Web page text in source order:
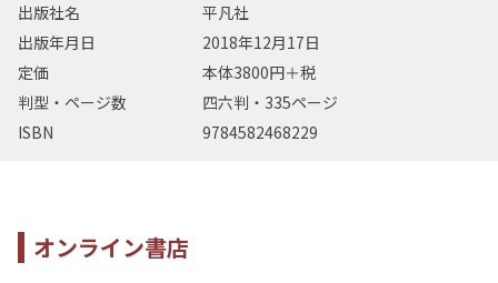
出版社名
平凡社
出版年月日
2018年12月17日
定価
本体3800円＋税
判型・ページ数
四六判・335ページ
ISBN
9784582468229
オンライン書店